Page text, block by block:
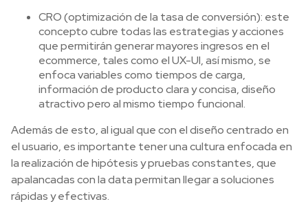
CRO (optimización de la tasa de conversión): este
concepto cubre todas las estrategias y acciones
que permitirán generar mayores ingresos en el
ecommerce, tales como el UX-UI, así mismo, se
enfoca variables como tiempos de carga,
información de producto clara y concisa, diseño
atractivo pero al mismo tiempo funcional.
Además de esto, al igual que con el diseño centrado en
el usuario, es importante tener una cultura enfocada en
la realización de hipótesis y pruebas constantes, que
apalancadas con la data permitan llegar a soluciones
rápidas y efectivas.